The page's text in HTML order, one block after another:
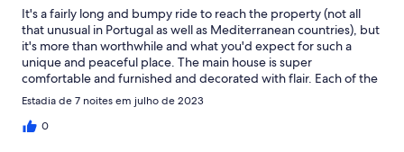
It's a fairly long and bumpy ride to reach the property (not all
that unusual in Portugal as well as Mediterranean countries), but
it's more than worthwhile and what you'd expect for such a
unique and peaceful place. The main house is super
comfortable and furnished and decorated with flair. Each of the
three independent cottages is also really well done and they
offer flexibility and fun for extended groups of guests of all
ages. And, finally, the large pool is great!
Estadia de 7 noites em julho de 2023
0